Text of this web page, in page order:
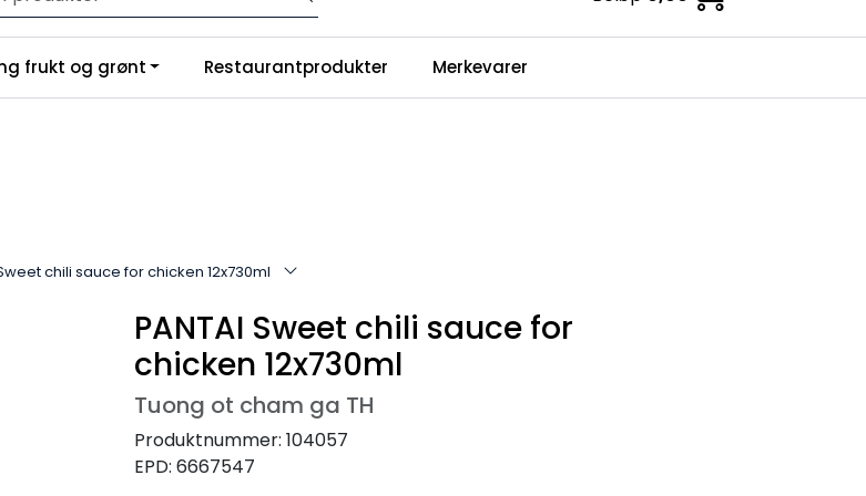
til vår nye nettbutikk! Trykk her for å lese mer
oss Infosenter
frukt og grønt Restaurantprodukter Merkevarer
chili sauce for chicken 12x730ml
PANTAI Sweet chili sauce for
chicken 12x730ml
Tuong ot cham ga TH
Produktnummer: 104057
EPD: 6667547